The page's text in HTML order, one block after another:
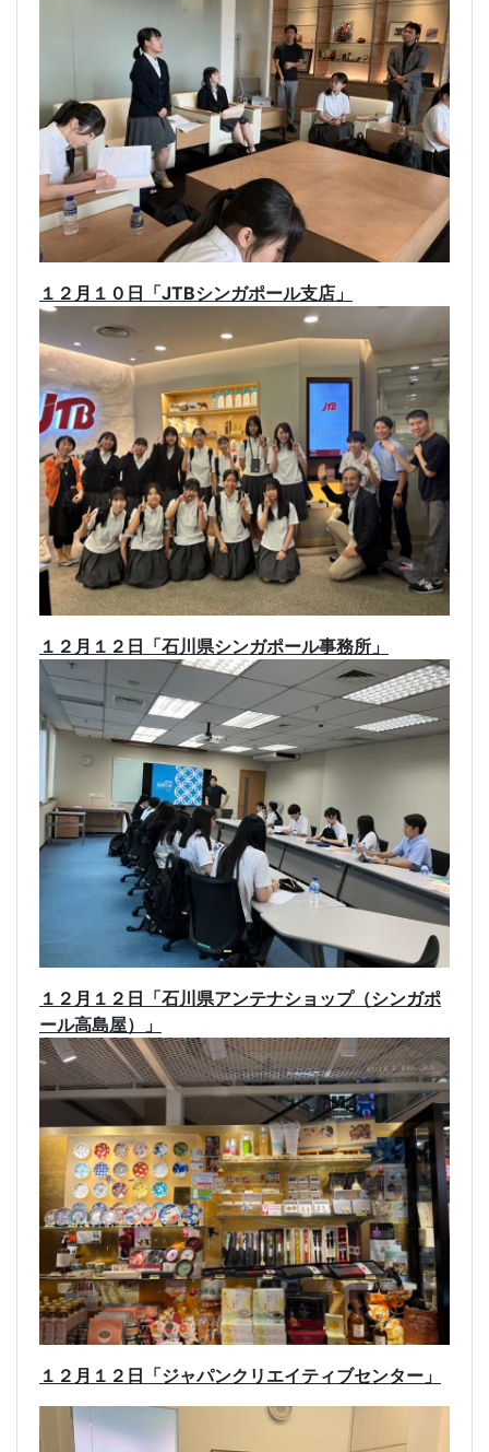
１２月１０日「JTBシンガポール支店」
１２月１２日「石川県シンガポール事務所」
１２月１２日「石川県アンテナショップ（シンガポ
ール高島屋）」
１２月１２日「ジャパンクリエイティブセンター」